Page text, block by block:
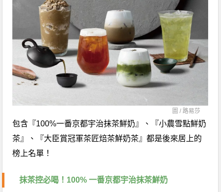
圖 /路易莎
包含『100%一番京都宇治抹茶鮮奶』、『小農雪點鮮奶
茶』、『大臣賞冠軍茶匠焙茶鮮奶茶』都是後來居上的
榜上名單！
抹茶控必喝！100% 一番京都宇治抹茶鮮奶